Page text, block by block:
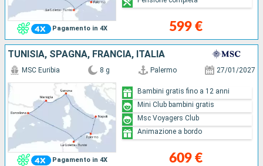
Pagamento in 4X 599 €
TUNISIA, SPAGNA, FRANCIA, ITALIA
Pagamento in 4X
MSC Euribia 8 g Palermo 27/01/2027
609 €
Bambini gratis fino a 12 anni
Mini Club bambini gratis
Msc Voyagers Club
Animazione a bordo